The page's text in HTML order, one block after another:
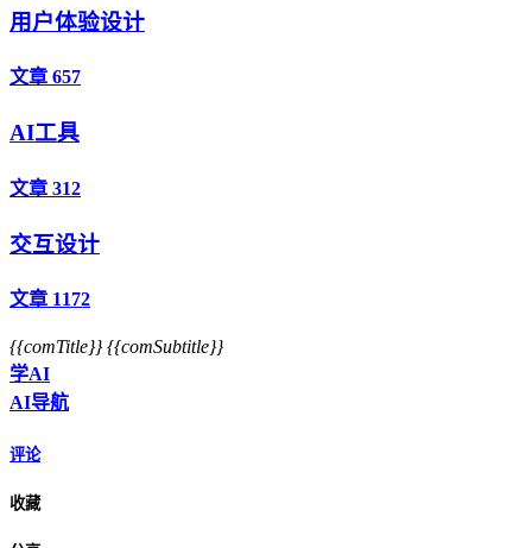
用户体验设计
文章 657
AI工具
文章 312
交互设计
文章 1172
{{comTitle}} {{comSubtitle}}
学AI
AI导航
评论
收藏